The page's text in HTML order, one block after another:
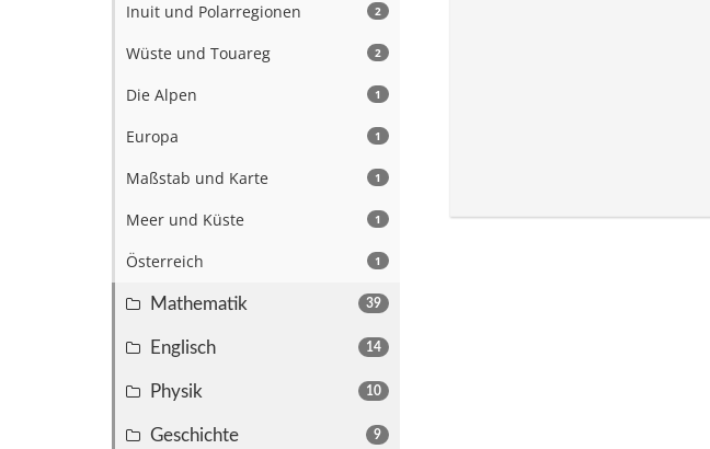
2
Inuit und Polarregionen
2
Wüste und Touareg
1
Die Alpen
1
Europa
1
Maßstab und Karte
1
Meer und Küste
1
Österreich
39
Mathematik
14
Englisch
10
Physik
9
Geschichte